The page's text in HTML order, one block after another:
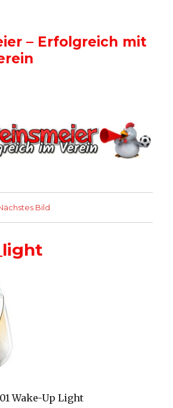
– Erfolgreich mit
Bild
Wake-Up Light